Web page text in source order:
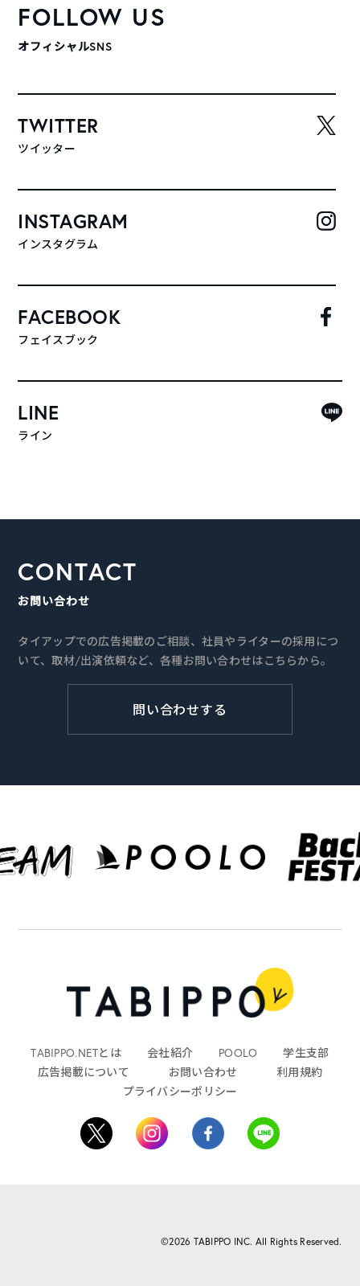
FOLLOW US
オフィシャルSNS
TWITTER
ツイッター
INSTAGRAM
インスタグラム
FACEBOOK
フェイスブック
LINE
ライン
CONTACT
お問い合わせ
タイアップでの広告掲載のご相談、社員やライターの採用につ
いて、取材/出演依頼など、各種お問い合わせはこちらから。
問い合わせする
TABIPPO.NETとは 会社紹介 POOLO
学生支部
広告掲載について
お問い合わせ
利用規約
プライバシーポリシー
©2026 TABIPPO INC. All Rights Reserved.